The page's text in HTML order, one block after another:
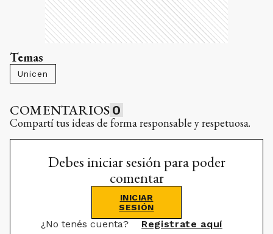
Temas
Unicen
COMENTARIOS 0
Compartí tus ideas de forma responsable y respetuosa.
Debes iniciar sesión para poder
comentar
INICIAR
SESIÓN
¿No tenés cuenta? Registrate aquí